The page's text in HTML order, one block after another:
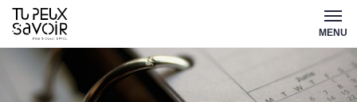
Aller
au
contenu
MENU